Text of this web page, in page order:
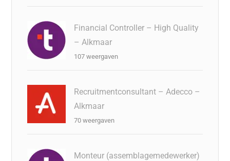
Financial Controller – High Quality
– Alkmaar
107 weergaven
Recruitmentconsultant – Adecco –
Alkmaar
70 weergaven
Monteur (assemblagemedewerker)